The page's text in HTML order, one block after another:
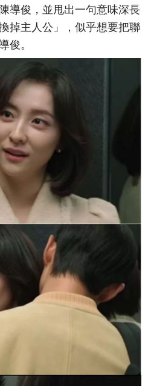
導俊，並甩出一句意味深長
掉主人公」，似乎想要把聯
俊。